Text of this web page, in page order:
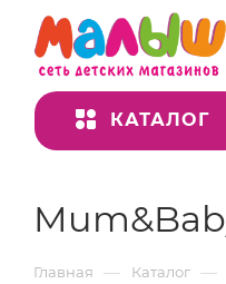
КАТАЛОГ
Главная — Каталог —